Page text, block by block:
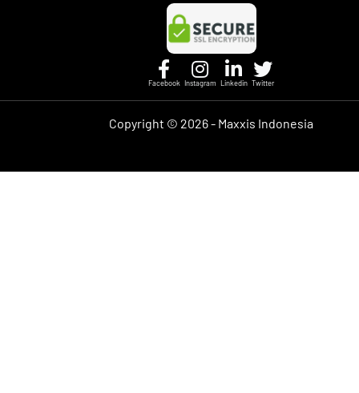
Facebook Instagram Linkedin Twitter
Copyright © 2026 - Maxxis Indonesia